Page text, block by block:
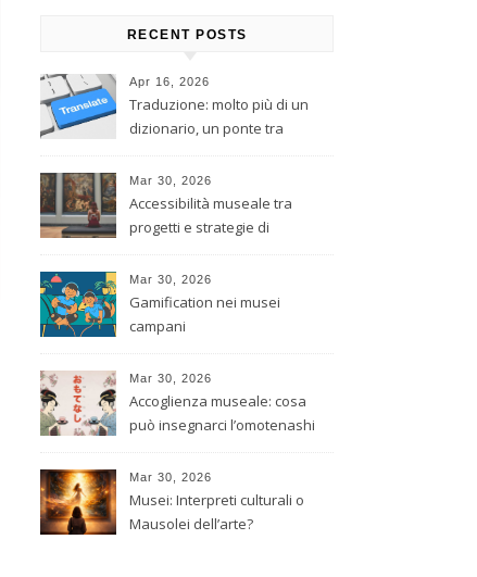
RECENT POSTS
Apr 16, 2026
Traduzione: molto più di un
dizionario, un ponte tra
Mar 30, 2026
Accessibilità museale tra
progetti e strategie di
Mar 30, 2026
Gamification nei musei
campani
Mar 30, 2026
Accoglienza museale: cosa
può insegnarci l’omotenashi
Mar 30, 2026
Musei: Interpreti culturali o
Mausolei dell’arte?